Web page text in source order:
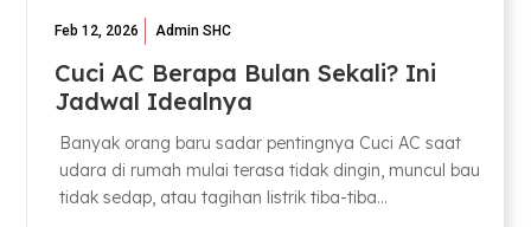
Feb 12, 2026 Admin SHC
Cuci AC Berapa Bulan Sekali? Ini
Jadwal Idealnya
Banyak orang baru sadar pentingnya Cuci AC saat
udara di rumah mulai terasa tidak dingin, muncul bau
tidak sedap, atau tagihan listrik tiba-tiba...